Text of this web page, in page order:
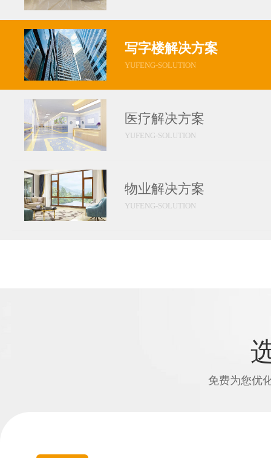
写字楼解决方案
YUFENG-SOLUTION
医疗解决方案
YUFENG-SOLUTION
物业解决方案
YUFENG-SOLUTION
免费为您优